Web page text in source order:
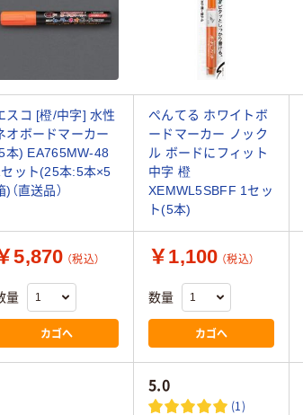
スコ [橙/中字] 水性
オボードマーカー
本) EA765MW-48
ット(25本:5本×5
)（直送品）
ぺんてる ホワイトボ
ードマーカー ノック
ル ボードにフィット
中字 橙
XEMWL5SBFF 1セッ
ト(5本)
5,870 （税込）
量
カゴへ
￥1,100 （税込）
数量
カゴへ
5.0
(1)